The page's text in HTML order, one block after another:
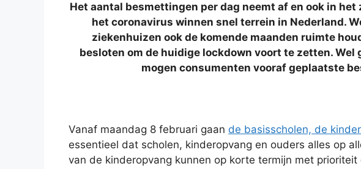
Het aantal besmettingen per dag neemt af en ook in
het coronavirus winnen snel terrein in Nederland.
ziekenhuizen ook de komende maanden ruimte
besloten om de huidige lockdown voort te zetten.
mogen consumenten vooraf geplaatste
Vanaf maandag 8 februari gaan de basisscholen, de
essentieel dat scholen, kinderopvang en ouders alles op
van de kinderopvang kunnen op korte termijn met